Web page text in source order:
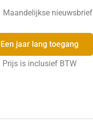
Maandelijkse nieuwsbrief
Een jaar lang toegang
Prijs is inclusief BTW